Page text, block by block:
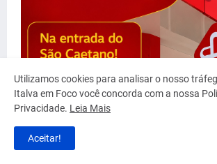
Utilizamos cookies para analisar o nosso
Italva em Foco você concorda com a nossa
Privacidade. Leia Mais
Aceitar!